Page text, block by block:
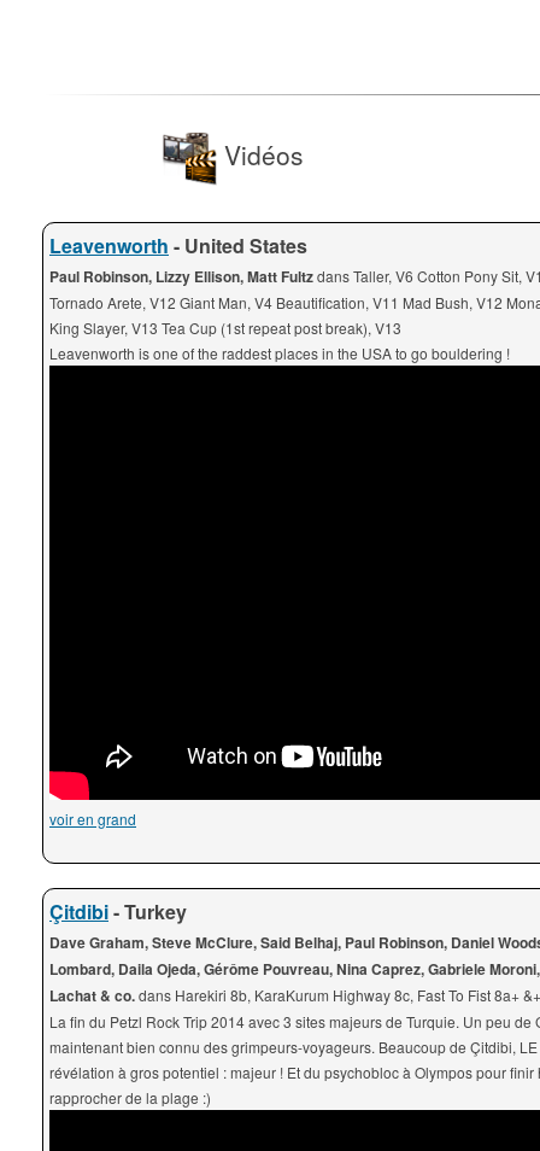
Vidéos
Leavenworth - United States
Paul Robinson, Lizzy Ellison, Matt Fultzdans Taller, V6 Cotton Pony Sit,
Tornado Arete, V12 Giant Man, V4 Beautification, V11 Mad Bush, V12
King Slayer, V13 Tea Cup (1st repeat post break), V13
Leavenworth is one of the raddest places in the USA to go bouldering !
voir en grand
Çitdibi- Turkey
Dave Graham, Steve McClure, Said Belhaj, Paul Robinson, Daniel
Lombard, Daila Ojeda, Gérôme Pouvreau, Nina Caprez, Gabriele
Lachat & co.dans Harekiri 8b, KaraKurum Highway 8c, Fast To Fist 8a+ &+
La fin du Petzl Rock Trip 2014 avec 3 sites majeurs de Turquie. Un peu de
maintenant bien connu des grimpeurs-voyageurs. Beaucoup de Çitdibi,
révélation à gros potentiel : majeur ! Et du psychobloc à Olympos pour finir
rapprocher de la plage :)